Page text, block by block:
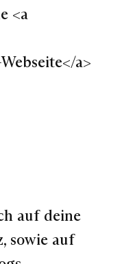
<a
a>
auf deine
sowie auf